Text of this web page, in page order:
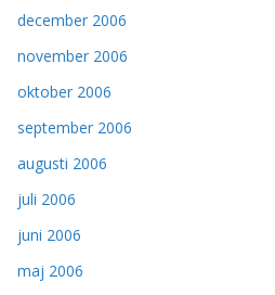
december 2006
november 2006
oktober 2006
september 2006
augusti 2006
juli 2006
juni 2006
maj 2006